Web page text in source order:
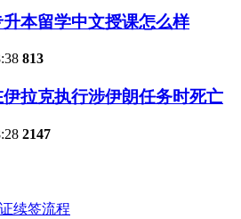
本留学中文授课怎么样
813
拉克执行涉伊朗任务时死亡
2147
续签流程